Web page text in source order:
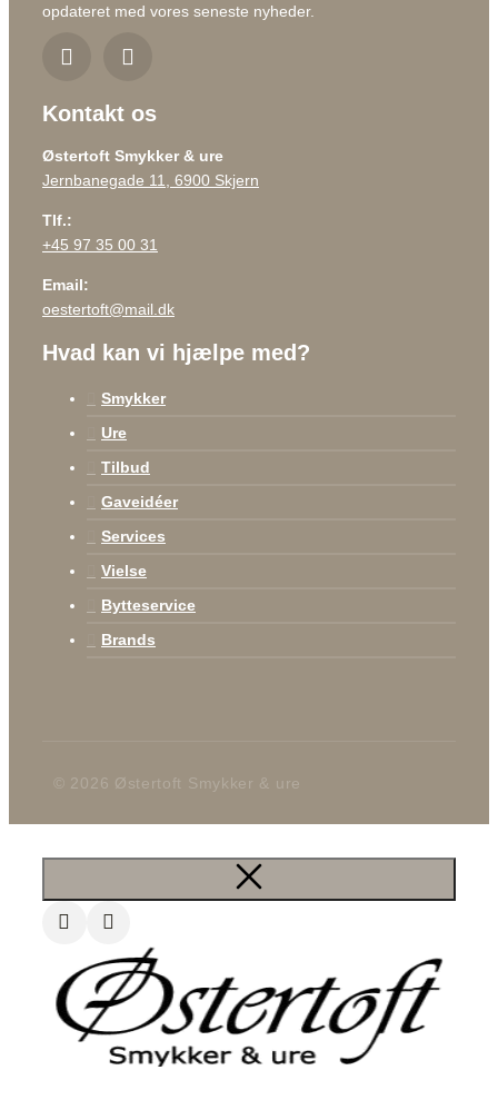
opdateret med vores seneste nyheder.
Kontakt os
Østertoft Smykker & ure
Jernbanegade 11, 6900 Skjern
Tlf.:
+45 97 35 00 31
Email:
oestertoft@mail.dk
Hvad kan vi hjælpe med?
Smykker
Ure
Tilbud
Gaveidéer
Services
Vielse
Bytteservice
Brands
© 2026 Østertoft Smykker & ure